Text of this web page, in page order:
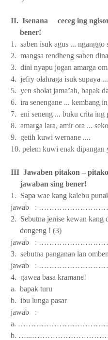
II. Isenana ceceg ing
bener!
1. saben isuk agus ... nganggo
2. mangsa rendheng saben
3. dini nyapu jogan amarga
4. jefry olahraga isuk supaya
5. yen sholat jama’ah, bapak
6. ira senengane ... kembang
7. eni seneng ... buku crita ing
8. amarga lara, amir ora ...
9. getih kuwi wernane ....
10. pelem kuwi enak dipangan
III Jawaben pitakon –
jawaban sing bener!
1. Sapa wae kang kalebu
jawab :
2. Sebutna jenise kewan kang
dongeng ! (3)
jawab :
3. sebutna panganan lan
jawab :
4. gawea basa kramane!
a. bapak turu
b. ibu lunga pasar
jawab :
a.
b.